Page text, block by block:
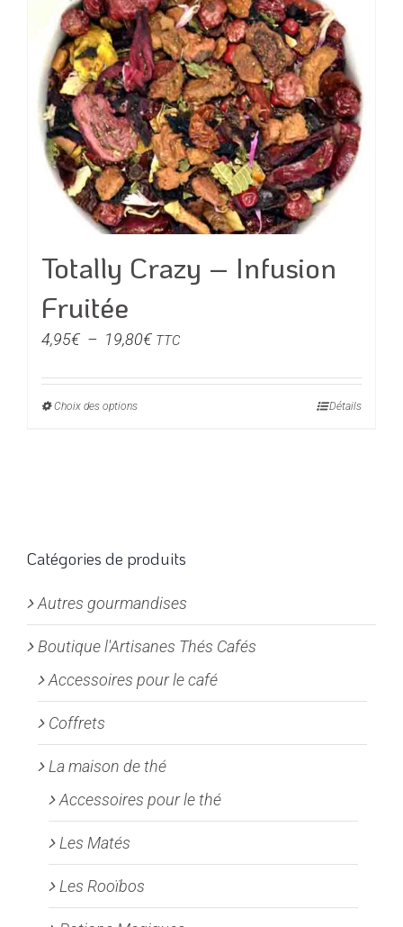
plusieurs
variations.
Les
options
peuvent
être
choisies
sur
la
page
du
produit
Totally Crazy – Infusion
Fruitée
4,95€ – 19,80€Plage
prix :
TTC
Choix des optionsCe
options
être
choisies
sur
la
page
produit
Détails
Catégories de produits
Autres gourmandises
Boutique l'Artisanes Thés Cafés
Accessoires pour le café
Coffrets
La maison de thé
Accessoires pour le thé
Les Matés
Les Rooïbos